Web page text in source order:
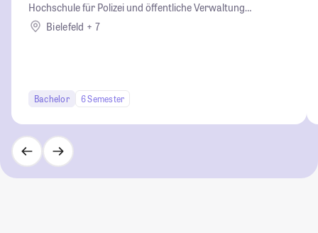
Hochschule für Polizei und öffentliche Verwaltung
Nordrhein-Westfalen
Bielefeld + 7
Bachelor 6 Semester